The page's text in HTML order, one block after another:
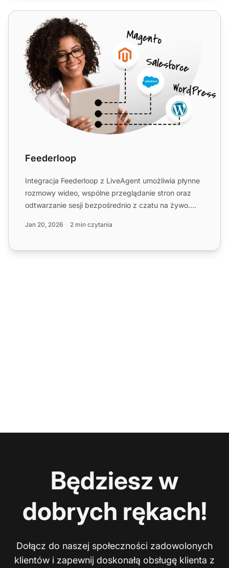
Feederloop
Feederloop
Integracja Feederloop z LiveAgent umożliwia płynne
rozmowy wideo, wspólne przeglądanie stron oraz
odtwarzanie sesji bezpośrednio z czatu na żywo.
Jan 20, 2026 2 min czytania
Będziesz w
dobrych rękach!
Dołącz do naszej społeczności zadowolonych
klientów i zapewnij doskonałą obsługę klienta z